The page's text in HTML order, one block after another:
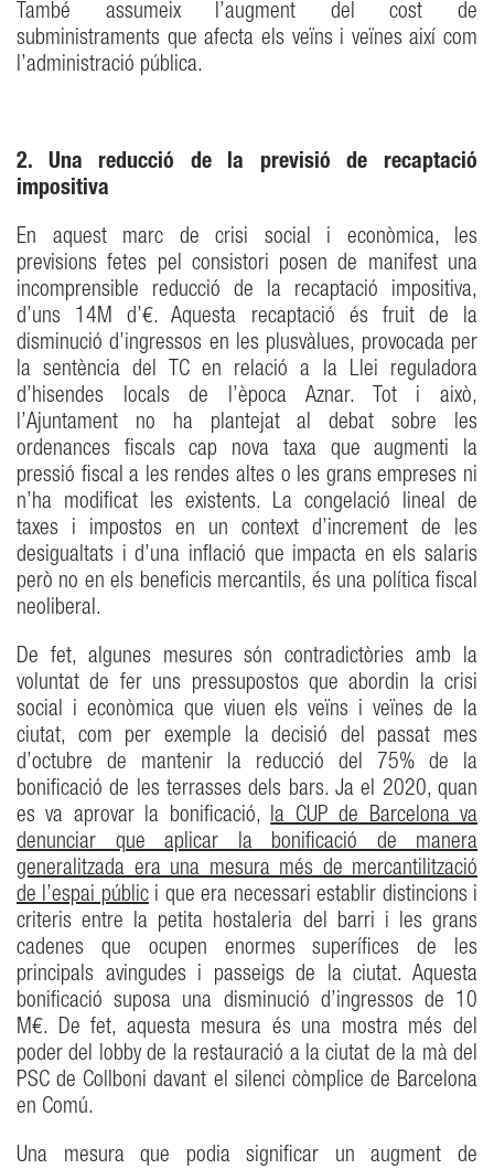
També assumeix l’augment del cost de
subministraments que afecta els veïns i veïnes així com
l’administració pública.
2. Una reducció de la previsió de recaptació
impositiva
En aquest marc de crisi social i econòmica, les
previsions fetes pel consistori posen de manifest una
incomprensible reducció de la recaptació impositiva,
d’uns 14M d’€. Aquesta recaptació és fruit de la
disminució d’ingressos en les plusvàlues, provocada per
la sentència del TC en relació a la Llei reguladora
d’hisendes locals de l’època Aznar. Tot i això,
l’Ajuntament no ha plantejat al debat sobre les
ordenances fiscals cap nova taxa que augmenti la
pressió fiscal a les rendes altes o les grans empreses ni
n’ha modificat les existents. La congelació lineal de
taxes i impostos en un context d’increment de les
desigualtats i d’una inflació que impacta en els salaris
però no en els beneficis mercantils, és una política fiscal
neoliberal.
De fet, algunes mesures són contradictòries amb la
voluntat de fer uns pressupostos que abordin la crisi
social i econòmica que viuen els veïns i veïnes de la
ciutat, com per exemple la decisió del passat mes
d’octubre de mantenir la reducció del 75% de la
bonificació de les terrasses dels bars. Ja el 2020, quan
es va aprovar la bonificació,la CUP de Barcelona va
denunciar que aplicar la bonificació de manera
generalitzada era una mesura més de mercantilització
de l’espai públici que era necessari establir distincions i
criteris entre la petita hostaleria del barri i les grans
cadenes que ocupen enormes superífices de les
principals avingudes i passeigs de la ciutat. Aquesta
bonificació suposa una disminució d’ingressos de 10
M€. De fet, aquesta mesura és una mostra més del
poder del lobby de la restauració a la ciutat de la mà del
PSC de Collboni davant el silenci còmplice de Barcelona
en Comú.
Una mesura que podia significar un augment de